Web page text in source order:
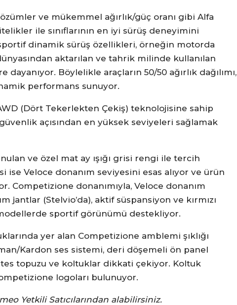
ve mükemmel ağırlık/güç oranı gibi Alfa
ile sınıflarının en iyi sürüş deneyimini
dinamik sürüş özellikleri, örneğin motorda
aktarılan ve tahrik milinde kullanılan
Böylelikle araçların 50/50 ağırlık dağılımı,
performans sunuyor.
(Dört Tekerlekten Çekiş) teknolojisine sahip
açısından en yüksek seviyeleri sağlamak
ve özel mat ay ışığı grisi rengi ile tercih
Veloce donanım seviyesini esas alıyor ve ürün
Competizione donanımıyla, Veloce donanım
jantlar (Stelvio’da), aktif süspansiyon ve kırmızı
sportif görünümü destekliyor.
yer alan Competizione amblemi şıklığı
Kardon ses sistemi, deri döşemeli ön panel
topuzu ve koltuklar dikkati çekiyor. Koltuk
logoları bulunuyor.
Yetkili Satıcılarından alabilirsiniz.